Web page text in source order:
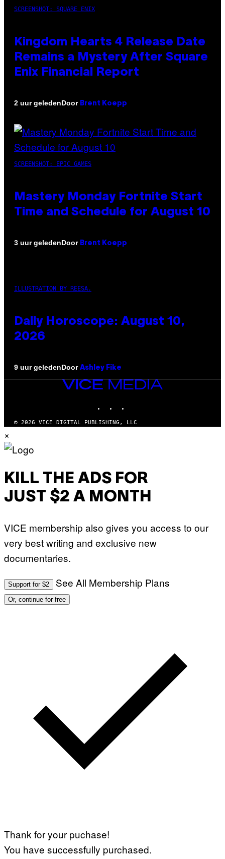
SCREENSHOT: SQUARE ENIX
Kingdom Hearts 4 Release Date
Remains a Mystery After Square
Enix Financial Report
2 uur geledenDoor Brent Koepp
SCREENSHOT: EPIC GAMES
Mastery Monday Fortnite Start
Time and Schedule for August 10
3 uur geledenDoor Brent Koepp
ILLUSTRATION BY REESA.
Daily Horoscope: August 10,
2026
9 uur geledenDoor Ashley Fike
VICE
MEDIA
© 2026 VICE DIGITAL PUBLISHING, LLC
×
KILL THE ADS FOR
JUST $2 A MONTH
VICE membership also gives you access to our
very best writing and exclusive new
documentaries.
Support for $2 See All Membership Plans
Or, continue for free
Thank for your puchase!
You have successfully purchased.